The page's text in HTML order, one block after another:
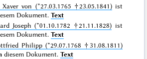
Xaver von (*27.03.1765 †23.05.1841)ist
Dokument.Text
Joseph (*01.10.1782 †21.11.1828) ist
Dokument.Text
Philipp (*29.07.1768 †31.08.1811)
diesem Dokument.Text